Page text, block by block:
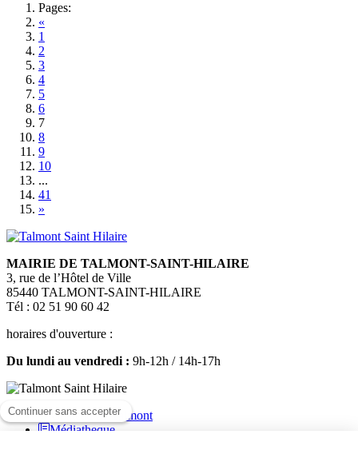
Pages:
«
1
2
3
4
5
6
7
8
9
10
...
41
»
MAIRIE DE TALMONT-SAINT-HILAIRE
3, rue de l’Hôtel de Ville
85440 TALMONT-SAINT-HILAIRE
Tél : 02 51 90 60 42
horaires d'ouverture :
Du lundi au vendredi : 9h-12h / 14h-17h
Médiatheque